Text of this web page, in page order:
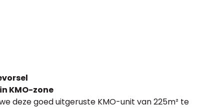
KMO-zone
deze goed uitgeruste KMO-unit van 225m² te